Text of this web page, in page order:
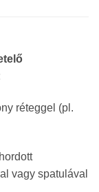
réteggel (pl.
vagy spatulával